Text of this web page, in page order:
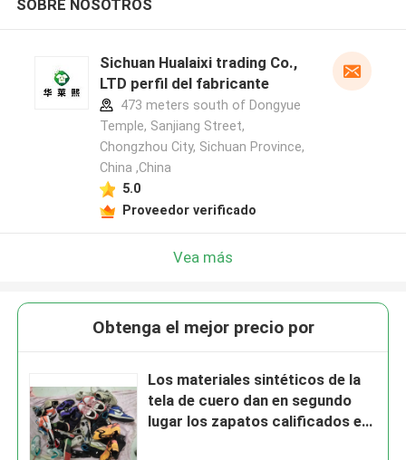
SOBRE NOSOTROS
Sichuan Hualaixi trading Co.,
LTD perfil del fabricante
473 meters south of Dongyue
Temple, Sanjiang Street,
Chongzhou City, Sichuan Province,
China ,China
5.0
Proveedor verificado
Vea más
Obtenga el mejor precio por
Los materiales sintéticos de la
tela de cuero dan en segundo
lugar los zapatos calificados en